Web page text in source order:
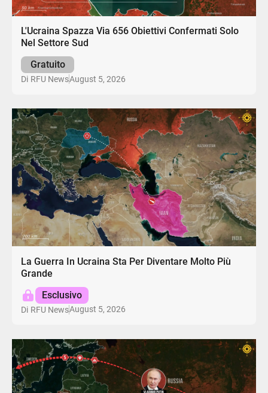
L'Ucraina Spazza Via 656 Obiettivi Confermati Solo
Nel Settore Sud
Gratuito
Di RFU NewsAugust 5, 2026
La Guerra In Ucraina Sta Per Diventare Molto Più
Grande
Esclusivo
Di RFU NewsAugust 5, 2026